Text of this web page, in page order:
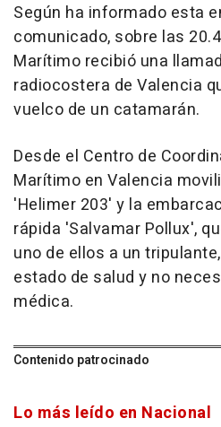
Según ha informado esta
comunicado, sobre las
Marítimo recibió una
radiocostera de Valencia
vuelco de un catamarán.
Desde el Centro de
Marítimo en Valencia
'Helimer 203' y la
rápida 'Salvamar Pollux',
uno de ellos a un
estado de salud y no
médica.
Contenido patrocinado
Lo más leído en Nacional